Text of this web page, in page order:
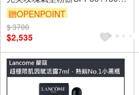
O 13g 公司貨(效期2026/11)
贈OPENPOINT
$ 3700
$2,535